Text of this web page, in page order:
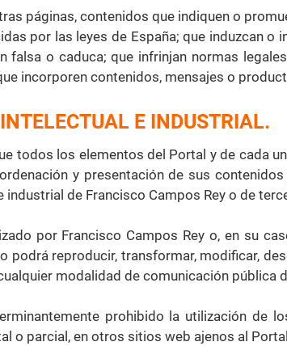
páginas, contenidos que indiquen o
por las leyes de España; que induzcan
falsa o caduca; que infrinjan normas
incorporen contenidos, mensajes o
E INDUSTRIAL.
todos los elementos del Portal y de cada
y presentación de sus
industrial de Francisco Campos Rey o de
por Francisco Campos Rey o, en su
podrá reproducir, transformar, modificar,
modalidad de comunicación
prohibido la utilización de
o parcial, en otros sitios web ajenos al